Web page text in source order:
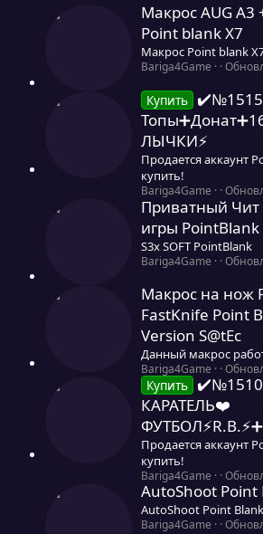
и
Макрос AUG
Point blank Х7
Макрос Point blank
Bariga4Game
0
0
0
з
з
Купить
ЛЫЧКИ⚡
Продается аккаунт
купить!
Bariga4Game
0
,
0
з
в
Приватный Чит
игры PointBlank
S3x SOFT PointBlank
Bariga4Game
0
0
0
з
в
з
д
Макрос на нож
FastKnife Point
Version S@tEc
Данный макрос
Bariga4Game
0
,
0
з
в
д
Купить
КАРАТЕЛЬ❤️
Продается аккаунт
купить!
Bariga4Game
0
0
0
AutoShoot Point
AutoShoot Point Blank
Bariga4Game
0